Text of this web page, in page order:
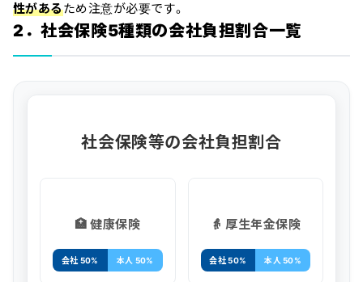
性があるため注意が必要です。
2．社会保険5種類の会社負担割合一覧
社会保険等の会社負担割合
🏥 健康保険
会社 50% 本人 50%
👵 厚生年金保険
会社 50% 本人 50%